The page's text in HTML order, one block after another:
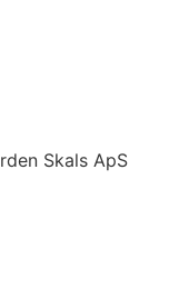
Skals ApS